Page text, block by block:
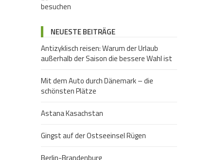
NEUESTE BEITRÄGE
Antizyklisch reisen: Warum der Urlaub
außerhalb der Saison die bessere Wahl ist
Mit dem Auto durch Dänemark – die
schönsten Plätze
Astana Kasachstan
Gingst auf der Ostseeinsel Rügen